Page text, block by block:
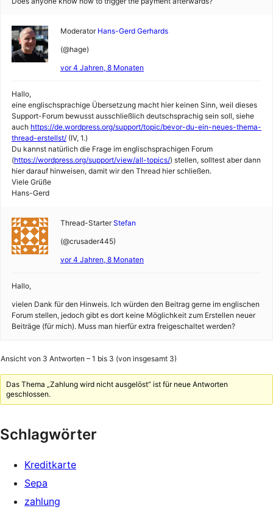
Moderator Hans-Gerd Gerhards
(@hage)
vor 4 Jahren, 8 Monaten
Hallo,
eine englischsprachige Übersetzung macht hier keinen Sinn, weil dieses
Support-Forum bewusst ausschließlich deutschsprachig sein soll, siehe
auch https://de.wordpress.org/support/topic/bevor-du-ein-neues-thema-
thread-erstellst/ (IV, 1.)
Du kannst natürlich die Frage im englischsprachigen Forum
(https://wordpress.org/support/view/all-topics/) stellen, solltest aber dann
hier darauf hinweisen, damit wir den Thread hier schließen.
Viele Grüße
Hans-Gerd
Thread-Starter Stefan
(@crusader445)
vor 4 Jahren, 8 Monaten
Hallo,
vielen Dank für den Hinweis. Ich würden den Beitrag gerne im englischen
Forum stellen, jedoch gibt es dort keine Möglichkeit zum Erstellen neuer
Beiträge (für mich). Muss man hierfür extra freigeschaltet werden?
Ansicht von 3 Antworten – 1 bis 3 (von insgesamt 3)
Das Thema „Zahlung wird nicht ausgelöst“ ist für neue Antworten
geschlossen.
Schlagwörter
Kreditkarte
Sepa
zahlung